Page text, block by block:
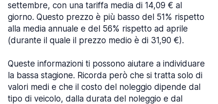
settembre, con una tariffa media di 14,09 € al
giorno. Questo prezzo è più basso del 51% rispetto
alla media annuale e del 56% rispetto ad aprile
(durante il quale il prezzo medio è di 31,90 €).
Queste informazioni ti possono aiutare a individuare
la bassa stagione. Ricorda però che si tratta solo di
valori medi e che il costo del noleggio dipende dal
tipo di veicolo, dalla durata del noleggio e dal